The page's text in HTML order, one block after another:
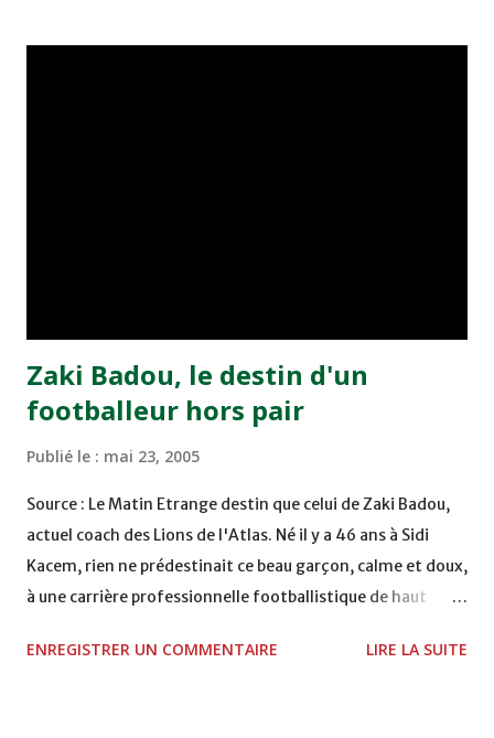
Zaki Badou, le destin d'un
footballeur hors pair
Publié le : mai 23, 2005
Source : Le Matin Etrange destin que celui de Zaki Badou,
actuel coach des Lions de l'Atlas. Né il y a 46 ans à Sidi
Kacem, rien ne prédestinait ce beau garçon, calme et doux,
à une carrière professionnelle footballistique de haut
également féru des armes, le jeune Zaki aura sa première
ENREGISTRER UN COMMENTAIRE LIRE LA SUITE